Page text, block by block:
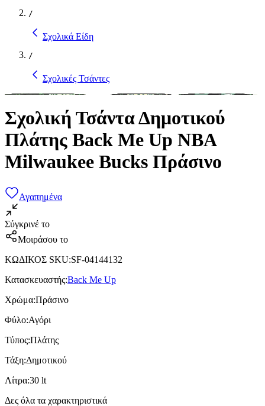
/
Σχολικά Είδη
/
Σχολικές Τσάντες
Σχολική Τσάντα Δημοτικού
Πλάτης Back Me Up NBA
Milwaukee Bucks Πράσινο
Αγαπημένα
Σύγκρινέ το
Μοιράσου το
ΚΩΔΙΚΟΣ SKU:SF-04144132
Κατασκευαστής:Back Me Up
Χρώμα:Πράσινο
Φύλο:Αγόρι
Τύπος:Πλάτης
Τάξη:Δημοτικού
Λίτρα:30 lt
Δες όλα τα χαρακτηριστικά